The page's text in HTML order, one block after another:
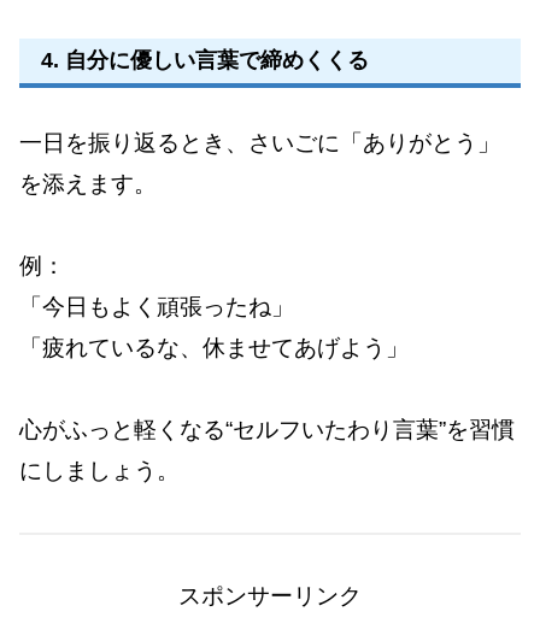
4. 自分に優しい言葉で締めくくる
一日を振り返るとき、さいごに「ありがとう」
を添えます。
例：
「今日もよく頑張ったね」
「疲れているな、休ませてあげよう」
心がふっと軽くなる“セルフいたわり言葉”を習慣
にしましょう。
スポンサーリンク